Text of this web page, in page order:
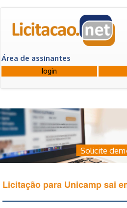
Área de assinantes
Solicite
Licitação para Unicamp sai